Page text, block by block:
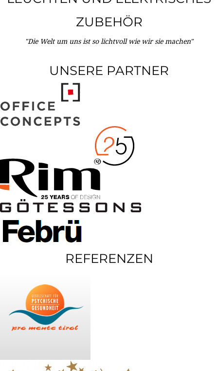
ZUBEHÖR
"Die Welt um uns ist so lichtvoll wie wir sie machen"
UNSERE PARTNER
REFERENZEN